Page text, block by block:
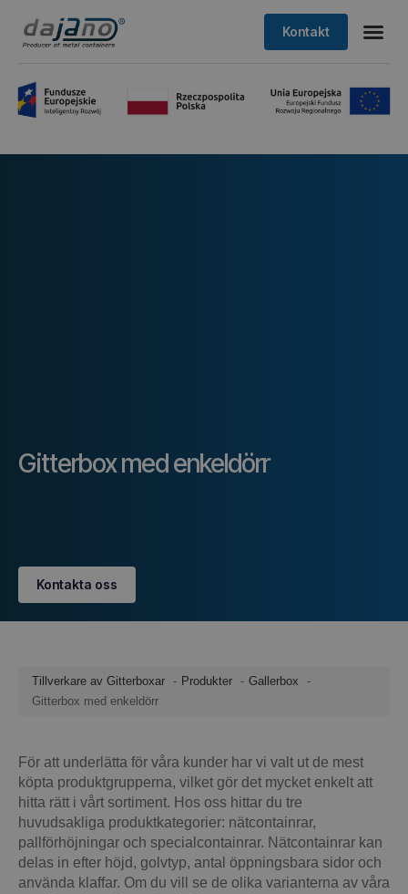
Kontakt
Gitterbox med enkeldörr
Kontakta oss
Tillverkare av Gitterboxar Produkter
Gallerbox
Gitterbox med enkeldörr
För att underlätta för våra kunder har vi valt ut de mest
köpta produktgrupperna, vilket gör det mycket enkelt att
hitta rätt i vårt sortiment. Hos oss hittar du tre
huvudsakliga produktkategorier: nätcontainrar,
pallförhöjningar och specialcontainrar. Nätcontainrar kan
delas in efter höjd, golvtyp, antal öppningsbara sidor och
använda klaffar. Om du vill se de olika varianterna av våra